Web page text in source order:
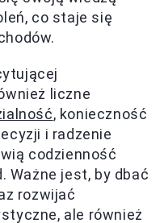
co staje się
liczne
, konieczność
i radzenie
codzienność
Ważne jest, by dbać
rozwijać
ale również